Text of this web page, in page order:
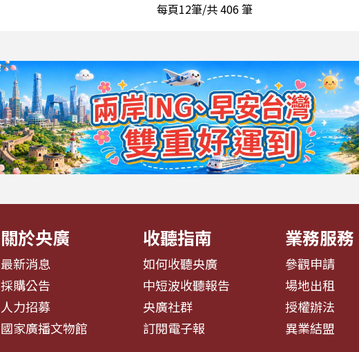
每頁12筆/共406筆
關於央廣
最新消息
採購公告
人力招募
國家廣播文物館
收聽指南
如何收聽央廣
中短波收聽報告
央廣社群
訂閱電子報
業務服務
參觀申請
場地出租
授權辦法
異業結盟